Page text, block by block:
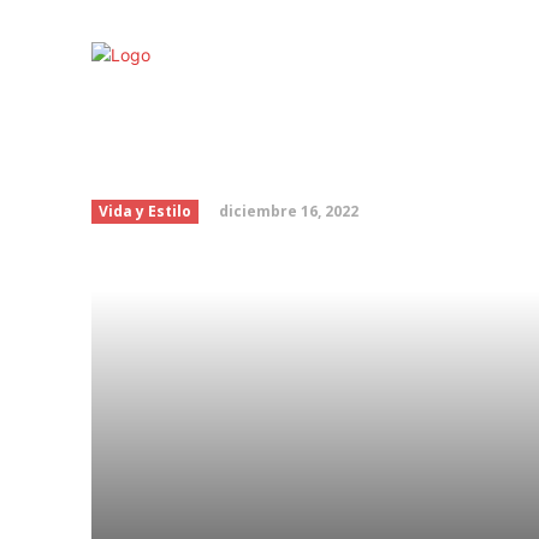
Mocasines con
Vida y Estilo diciembre 16, 2022